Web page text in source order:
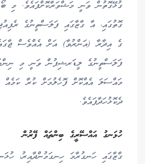
ގުޅޭގޮތުން ވަނީ މަޝްވަރާކޮށްފައެވެ. މި
ގޮތުގައި، އާ ގާޒާގައި ފަލަސްތީނުގެ
ގެ އިދާރާ (އަންރުވާ) އަށް އެއްވެސް
ފަލަސްތީނުގެ ލީޑަރޝިޕުން ވަނީ މި
މައްސަލަ އެއްކޮށް ފޮހެލުމަށް ކުރާ ކަމެއް
ދެކޮޅުހަދާފައެވެ.
ހުޅަނގު އައްސޭރީގެ ބިންތައް ފޭރުން
ގާޒާގައި ހަނގުރާމަ ހިނގަމުންދާއިރު،